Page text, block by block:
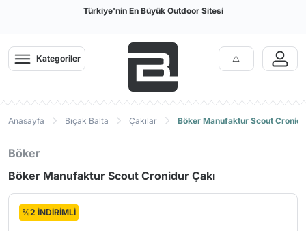
Türkiye'nin En Büyük Outdoor Sitesi
Kategoriler
Anasayfa Bıçak Balta Çakılar Böker Manufaktur Scout
Böker
Böker Manufaktur Scout Cronidur Çakı
%2 İNDİRİMLİ